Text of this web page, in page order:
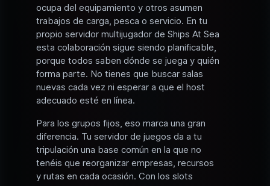
ocupa del equipamiento y otros asumen
trabajos de carga, pesca o servicio. En tu
propio servidor multijugador de Ships At Sea
esta colaboración sigue siendo planificable,
porque todos saben dónde se juega y quién
forma parte. No tienes que buscar salas
nuevas cada vez ni esperar a que el host
adecuado esté en línea.
Para los grupos fijos, eso marca una gran
diferencia. Tu servidor de juegos da a tu
tripulación una base común en la que no
tenéis que reorganizar empresas, recursos
y rutas en cada ocasión. Con los slots